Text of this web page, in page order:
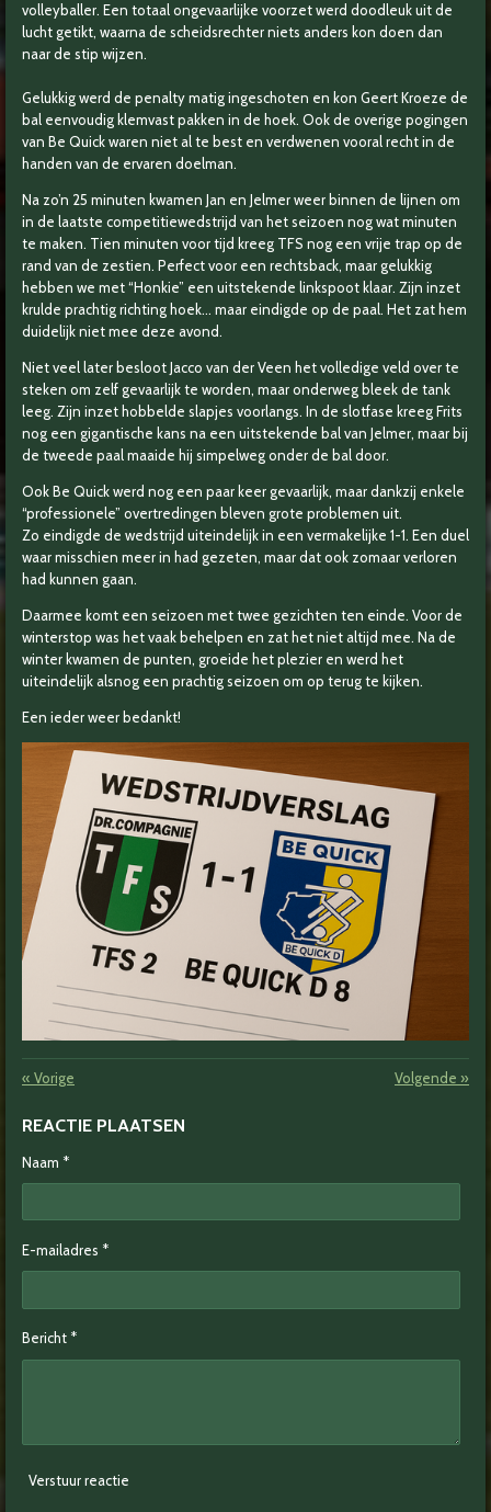
volleyballer. Een totaal ongevaarlijke voorzet werd doodleuk uit de
lucht getikt, waarna de scheidsrechter niets anders kon doen dan
naar de stip wijzen.
Gelukkig werd de penalty matig ingeschoten en kon Geert Kroeze de
bal eenvoudig klemvast pakken in de hoek. Ook de overige pogingen
van Be Quick waren niet al te best en verdwenen vooral recht in de
handen van de ervaren doelman.
Na zo’n 25 minuten kwamen Jan en Jelmer weer binnen de lijnen om
in de laatste competitiewedstrijd van het seizoen nog wat minuten
te maken. Tien minuten voor tijd kreeg TFS nog een vrije trap op de
rand van de zestien. Perfect voor een rechtsback, maar gelukkig
hebben we met “Honkie” een uitstekende linkspoot klaar. Zijn inzet
krulde prachtig richting hoek… maar eindigde op de paal. Het zat hem
duidelijk niet mee deze avond.
Niet veel later besloot Jacco van der Veen het volledige veld over te
steken om zelf gevaarlijk te worden, maar onderweg bleek de tank
leeg. Zijn inzet hobbelde slapjes voorlangs. In de slotfase kreeg Frits
nog een gigantische kans na een uitstekende bal van Jelmer, maar bij
de tweede paal maaide hij simpelweg onder de bal door.
Ook Be Quick werd nog een paar keer gevaarlijk, maar dankzij enkele
“professionele” overtredingen bleven grote problemen uit.
Zo eindigde de wedstrijd uiteindelijk in een vermakelijke 1-1. Een duel
waar misschien meer in had gezeten, maar dat ook zomaar verloren
had kunnen gaan.
Daarmee komt een seizoen met twee gezichten ten einde. Voor de
winterstop was het vaak behelpen en zat het niet altijd mee. Na de
winter kwamen de punten, groeide het plezier en werd het
uiteindelijk alsnog een prachtig seizoen om op terug te kijken.
Een ieder weer bedankt!
« Vorige Volgende »
REACTIE PLAATSEN
Naam *
E-mailadres *
Bericht *
Verstuur reactie